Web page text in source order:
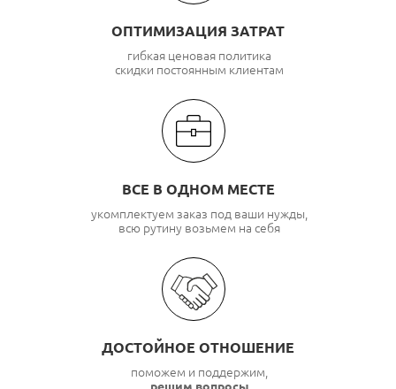
ОПТИМИЗАЦИЯ ЗАТРАТ
гибкая ценовая политика
скидки постоянным клиентам
ВСЕ В ОДНОМ МЕСТЕ
укомплектуем заказ под ваши нужды,
всю рутину возьмем на себя
ДОСТОЙНОЕ ОТНОШЕНИЕ
поможем и поддержим,